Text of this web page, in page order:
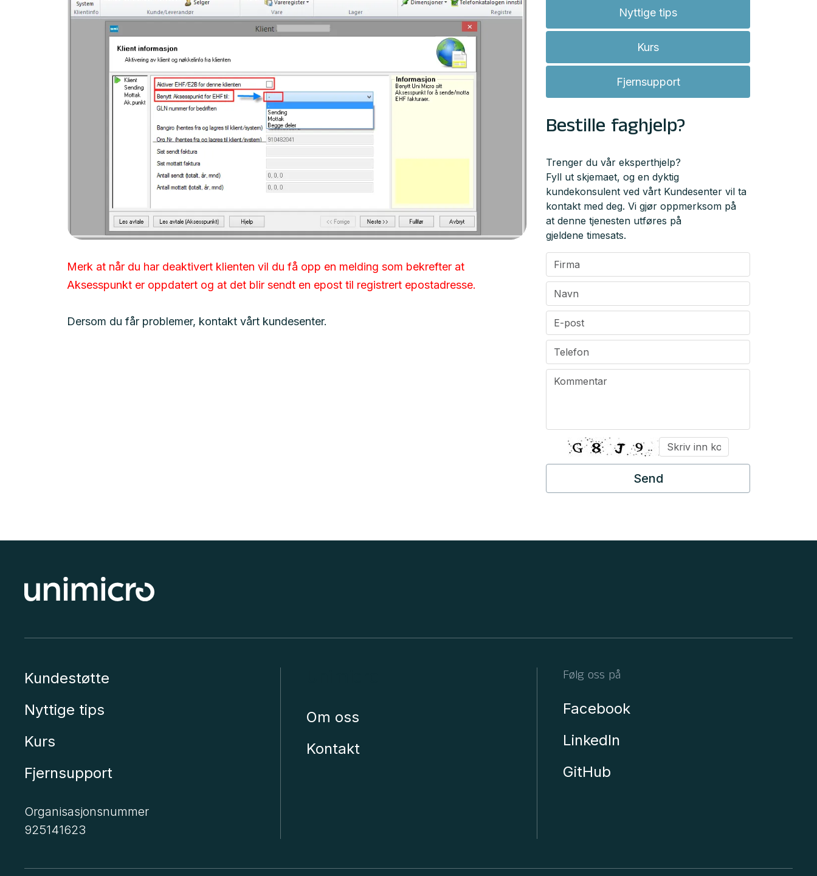
Nyttige tips
Kurs
Fjernsupport
Bestille faghjelp?
Trenger du vår eksperthjelp?
Fyll ut skjemaet, og en dyktig
kundekonsulent ved vårt Kundesenter vil ta
kontakt med deg. Vi gjør oppmerksom på
at denne tjenesten utføres på
gjeldene timesats.
Merk at når du har deaktivert klienten vil du få opp en melding som bekrefter at
Aksesspunkt er oppdatert og at det blir sendt en epost til registrert epostadresse.
Dersom du får problemer, kontakt vårt kundesenter.
Kundestøtte
Nyttige tips
Kurs
Fjernsupport
Organisasjonsnummer
925141623
Om oss
Kontakt
Følg oss på
Facebook
LinkedIn
GitHub